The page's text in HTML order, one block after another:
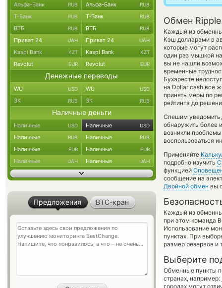
Обмен Ripple
Каждый из
Кэш долларами в
которые могут
один раз мышкой
вы не нашли
временные
Бухаресте
на Dollar cash все
принять меры по
рейтинга до
Спешим
обнаружить более
возникли
воспользоваться
Применяйте
подробно изучить
функцией
сообщение на
Двойной обмен вы
Каждый из
при этом команда
Использование
пунктах. При
размер резервов и
Выберите
Обменные пункты
странах, например:
городах могут
Альфа-Банк RUB Альфа-Банк RUB
Т-Банк RUB Т-Банк RUB
ВТБ RUB ВТБ RUB
Приват 24 UAH Приват 24 UAH
Kaspi Bank KZT Kaspi Bank KZT
Revolut EUR Revolut EUR
Денежные переводы
WU USD WU USD
ЗК RUB ЗК RUB
Наличные деньги
Наличные USD Наличные USD
Наличные RUB Наличные RUB
Наличные EUR Наличные EUR
Наличные UAH Наличные UAH
Предложения BTC-кран